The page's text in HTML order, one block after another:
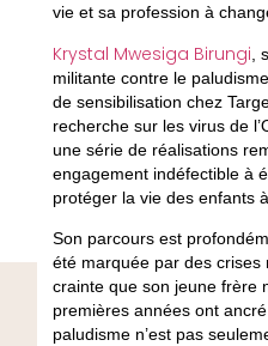
vie et sa profession à
Krystal Mwesiga Birungi ,
militante contre le
de sensibilisation chez
recherche sur les virus de
une série de réalisations
engagement indéfectible à
protéger la vie des enfants
Son parcours est
été marquée par des crises
crainte que son jeune frère
premières années ont
paludisme n’est pas